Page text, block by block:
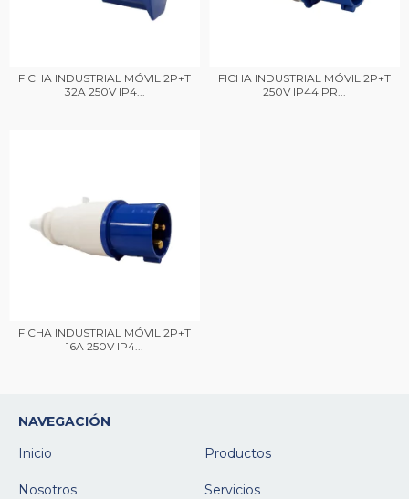
FICHA INDUSTRIAL MÓVIL 2P+T
32A 250V IP4...
FICHA INDUSTRIAL MÓVIL 2P+T
250V IP44 PR...
FICHA INDUSTRIAL MÓVIL 2P+T
16A 250V IP4...
NAVEGACIÓN
Inicio
Productos
Nosotros Servicios